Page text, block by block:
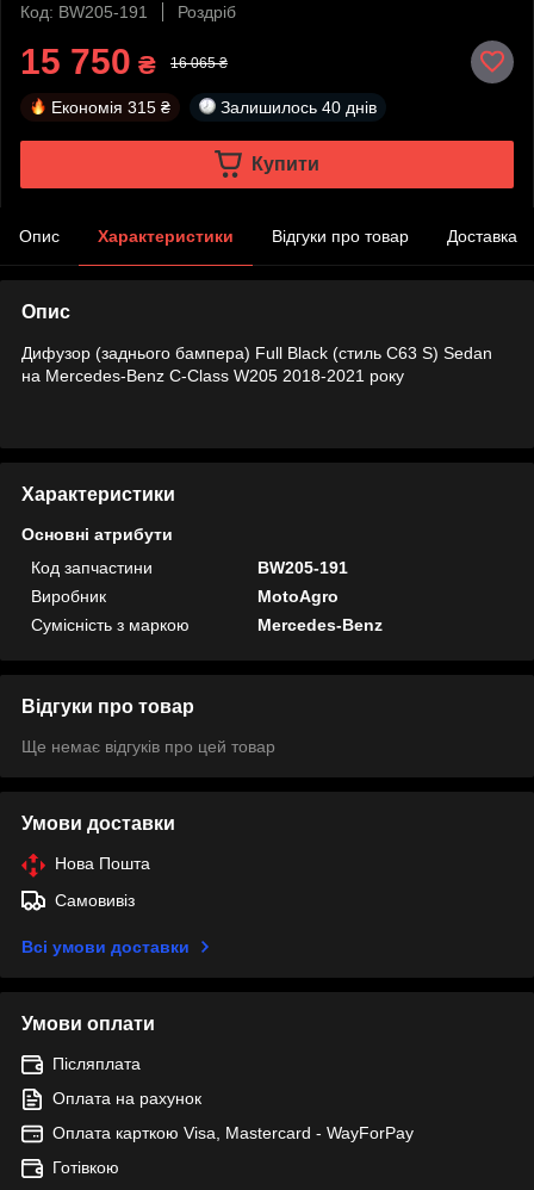
Код: BW205-191
Роздріб
15 750 ₴ 16 065 ₴
Економія 315 ₴ Залишилось 40 днів
Купити
Опис Характеристики Відгуки про товар Доставка
Опис
Дифузор (заднього бампера) Full Black (стиль C63 S) Sedan
на Mercedes-Benz C-Class W205 2018-2021 року
Характеристики
Основні атрибути
Код запчастини
BW205-191
Виробник
MotoAgro
Сумісність з маркою
Mercedes-Benz
Відгуки про товар
Ще немає відгуків про цей товар
Умови доставки
Нова Пошта
Самовивіз
Всі умови доставки
Умови оплати
Післяплата
Оплата на рахунок
Оплата карткою Visa, Mastercard - WayForPay
Готівкою